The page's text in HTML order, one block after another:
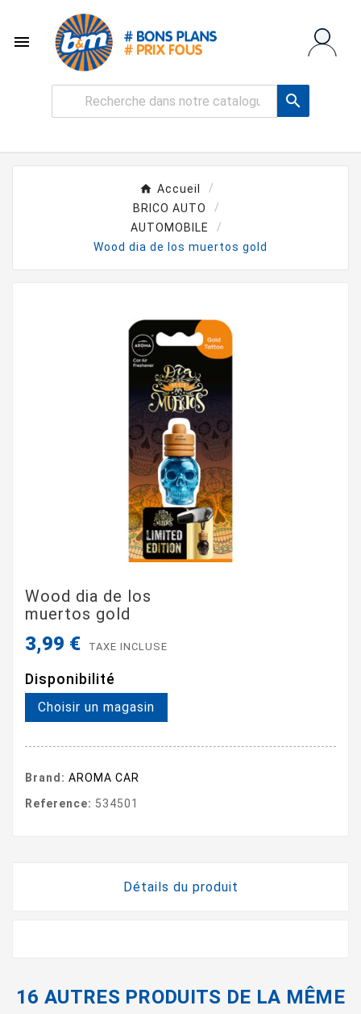


Accueil
BRICO AUTO
AUTOMOBILE
Wood dia de los muertos gold
Wood dia de los
muertos gold
3,99 € TAXE INCLUSE
Disponibilité
Choisir un magasin
Brand: AROMA CAR
Reference: 534501
Détails du produit
16 AUTRES PRODUITS DE LA MÊME